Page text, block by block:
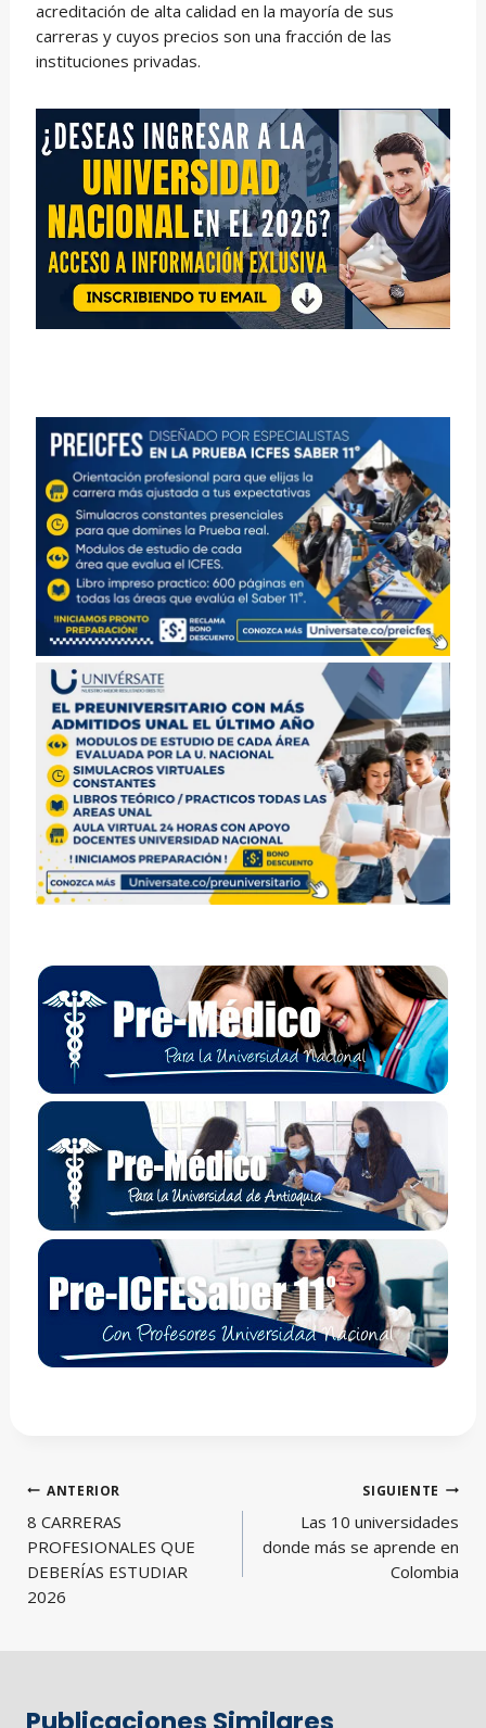
acreditación de alta calidad en la mayoría de sus
carreras y cuyos precios son una fracción de las
instituciones privadas.
Navegación
de
entradas
ANTERIOR
8 CARRERAS
PROFESIONALES QUE
DEBERÍAS ESTUDIAR
2026
SIGUIENTE
Las 10 universidades
donde más se aprende en
Colombia